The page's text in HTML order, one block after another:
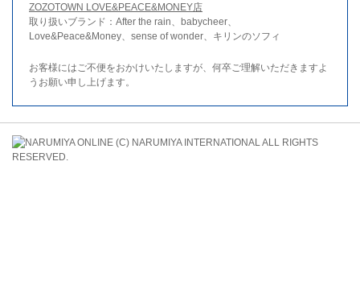
ZOZOTOWN LOVE&PEACE&MONEY店
取り扱いブランド：After the rain、babycheer、
Love&Peace&Money、sense of wonder、キリンのソフィ
お客様にはご不便をおかけいたしますが、何卒ご理解いただきますよ
うお願い申し上げます。